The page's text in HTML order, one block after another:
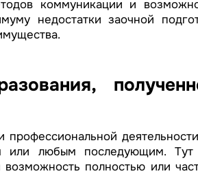
коммуникации и
недостатки заочной
или любым последующим. Тут
полностью или